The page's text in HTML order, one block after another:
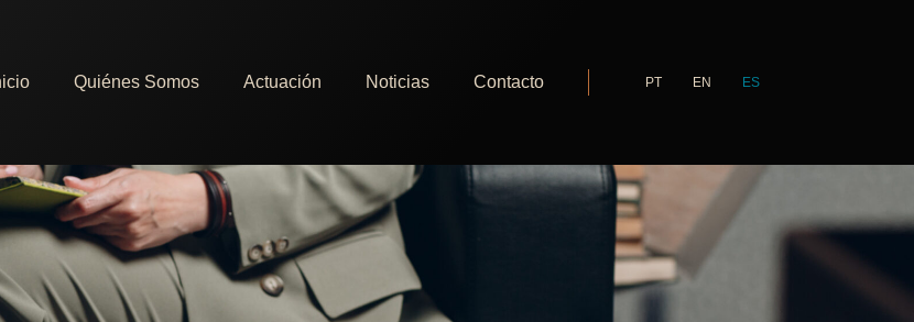
Quiénes Somos Actuación Noticias Contacto PT EN ES